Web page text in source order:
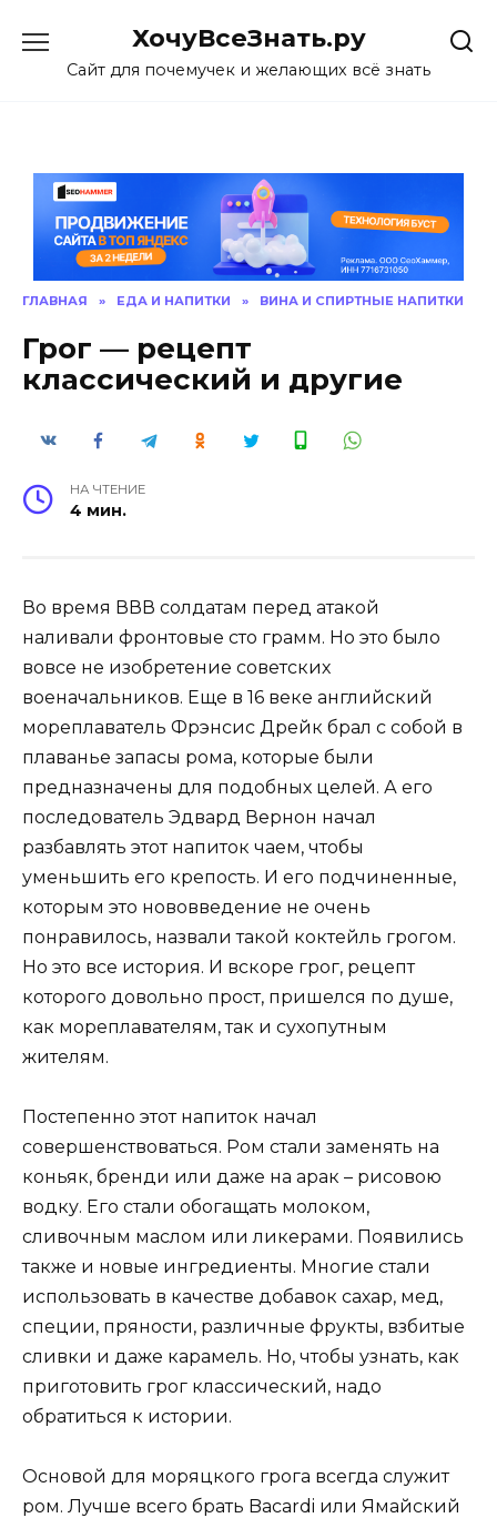
content
ХочуВсеЗнать.ру
Сайт для почемучек и желающих всё знать
ГЛАВНАЯ » ЕДА И НАПИТКИ » ВИНА И СПИРТНЫЕ НАПИТКИ
Грог — рецепт
классический и другие
НА ЧТЕНИЕ
4 мин.
Во время ВВВ солдатам перед атакой
наливали фронтовые сто грамм. Но это было
вовсе не изобретение советских
военачальников. Еще в 16 веке английский
мореплаватель Фрэнсис Дрейк брал с собой в
плаванье запасы рома, которые были
предназначены для подобных целей. А его
последователь Эдвард Вернон начал
разбавлять этот напиток чаем, чтобы
уменьшить его крепость. И его подчиненные,
которым это нововведение не очень
понравилось, назвали такой коктейль грогом.
Но это все история. И вскоре грог, рецепт
которого довольно прост, пришелся по душе,
как мореплавателям, так и сухопутным
жителям.
Постепенно этот напиток начал
совершенствоваться. Ром стали заменять на
коньяк, бренди или даже на арак – рисовою
водку. Его стали обогащать молоком,
сливочным маслом или ликерами. Появились
также и новые ингредиенты. Многие стали
использовать в качестве добавок сахар, мед,
специи, пряности, различные фрукты, взбитые
сливки и даже карамель. Но, чтобы узнать, как
приготовить грог классический, надо
обратиться к истории.
Основой для моряцкого грога всегда служит
ром. Лучше всего брать Bacardi или Ямайский